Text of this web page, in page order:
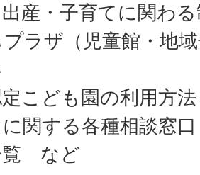
産・子育てに関わ
ラザ（児童館・地
こども園の利用方法
関する各種相談窓口
覧 など